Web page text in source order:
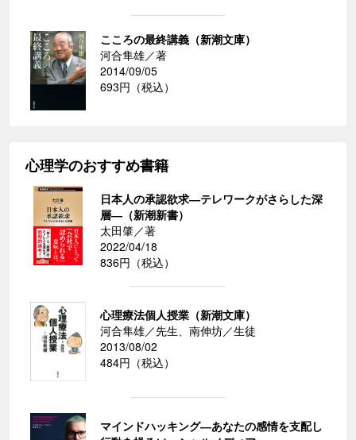
こころの最終講義（新潮文庫）
河合隼雄／著
2014/09/05
693円（税込）
心理学のおすすめ書籍
日本人の承認欲求―テレワークがさらした深
層―（新潮新書）
太田肇／著
2022/04/18
836円（税込）
心理療法個人授業（新潮文庫）
河合隼雄／先生、南伸坊／生徒
2013/08/02
484円（税込）
マインドハッキング―あなたの感情を支配し